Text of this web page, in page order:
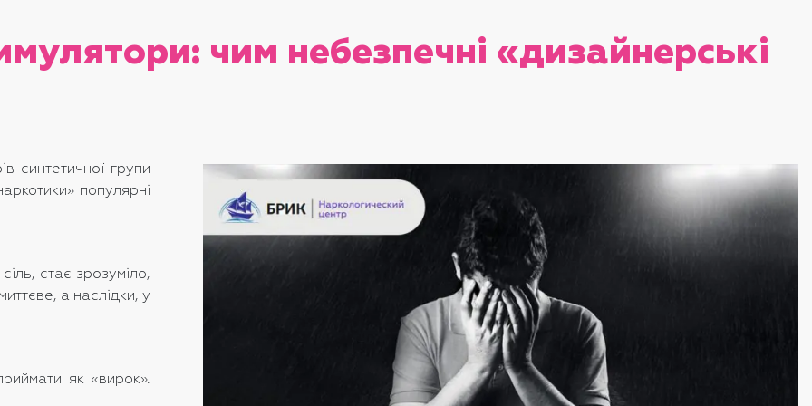
чим небезпечні «дизайнерські
синтетичної групи
популярні
стає зрозуміло,
а наслідки, у
як «вирок».